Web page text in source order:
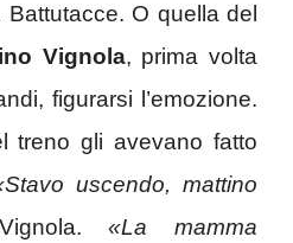
O quella del
Vignola, prima volta
figurarsi l’emozione.
treno gli avevano fatto
uscendo, mattino
«La mamma